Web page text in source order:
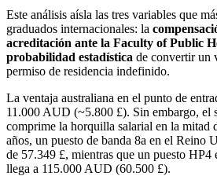
Este análisis aísla las tres variables que
graduados internacionales: la
acreditación ante la Faculty of Public
probabilidad estadística de convertir un
permiso de residencia indefinido.
La ventaja australiana en el punto de
11.000 AUD (~5.800 £). Sin embargo, el
comprime la horquilla salarial en la mitad
años, un puesto de banda 8a en el Reino
de 57.349 £, mientras que un puesto
llega a 115.000 AUD (60.500 £).